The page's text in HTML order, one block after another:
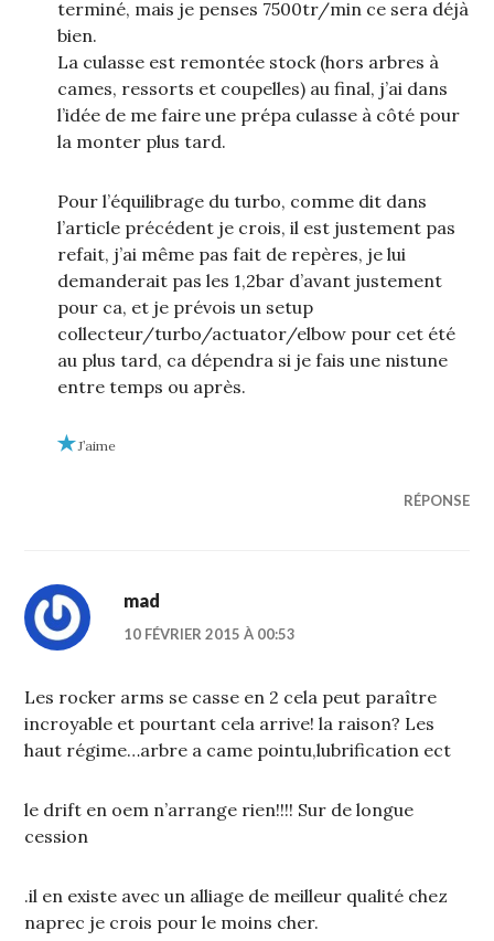
terminé, mais je penses 7500tr/min ce sera déjà
bien.
La culasse est remontée stock (hors arbres à
cames, ressorts et coupelles) au final, j’ai dans
l’idée de me faire une prépa culasse à côté pour
la monter plus tard.
Pour l’équilibrage du turbo, comme dit dans
l’article précédent je crois, il est justement pas
refait, j’ai même pas fait de repères, je lui
demanderait pas les 1,2bar d’avant justement
pour ca, et je prévois un setup
collecteur/turbo/actuator/elbow pour cet été
au plus tard, ca dépendra si je fais une nistune
entre temps ou après.
J’aime
RÉPONSE
mad
10 FÉVRIER 2015 À 00:53
Les rocker arms se casse en 2 cela peut paraître
incroyable et pourtant cela arrive! la raison? Les
haut régime…arbre a came pointu,lubrification ect
le drift en oem n’arrange rien!!!! Sur de longue
cession
.il en existe avec un alliage de meilleur qualité chez
naprec je crois pour le moins cher.